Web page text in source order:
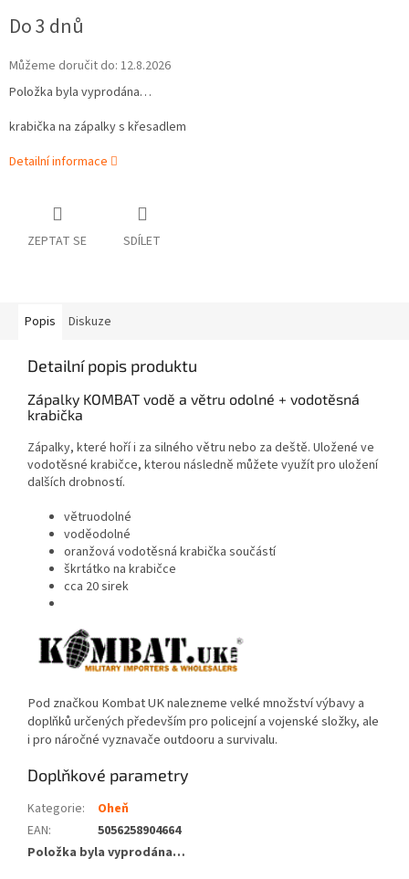
cena:
Do 3 dnů
Můžeme doručit do: 12.8.2026
Položka byla vyprodána…
krabička na zápalky s křesadlem
Detailní informace
ZEPTAT SE SDÍLET
Popis Diskuze
Detailní popis produktu
Zápalky KOMBAT vodě a větru odolné + vodotěsná
krabička
Zápalky, které hoří i za silného větru nebo za deště. Uložené ve
vodotěsné krabičce, kterou následně můžete využít pro uložení
dalších drobností.
větruodolné
voděodolné
oranžová vodotěsná krabička součástí
škrtátko na krabičce
cca 20 sirek
Pod značkou Kombat UK nalezneme velké množství výbavy a
doplňků určených především pro policejní a vojenské složky, ale
i pro náročné vyznavače outdooru a survivalu.
Doplňkové parametry
Kategorie:
Oheň
EAN:
5056258904664
Položka byla vyprodána…